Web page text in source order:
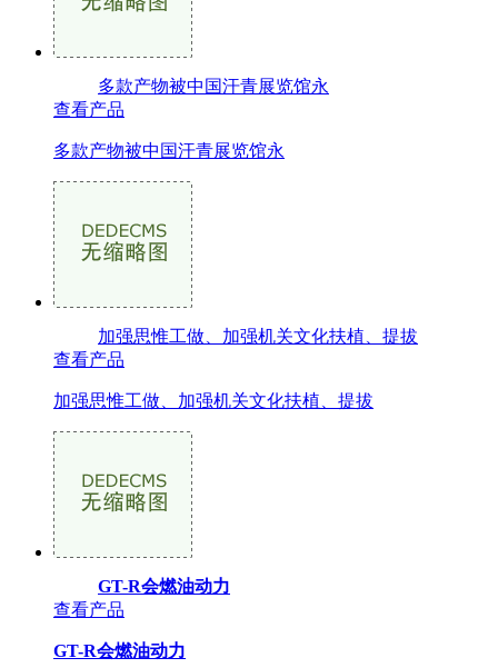
多款产物被中国汗青展览馆永
查看产品
多款产物被中国汗青展览馆永
加强思惟工做、加强机关文化扶植、提拔
查看产品
加强思惟工做、加强机关文化扶植、提拔
GT-R会燃油动力
查看产品
GT-R会燃油动力